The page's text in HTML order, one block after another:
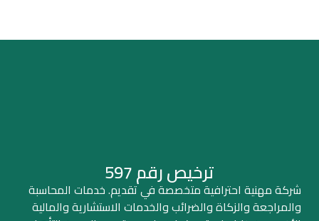
ترخيص رقم 597
شركة مهنية احترافية متخصصة في تقديم. خدمات المحاسبة
والمراجعة والزكاة والضرائب والخدمات الاستشارية والمالية